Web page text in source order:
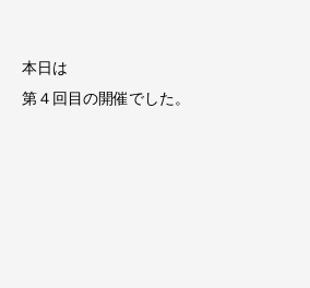
本日は
第４回目の開催でした。